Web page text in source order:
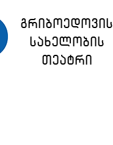
გრიბოედოვის
სახელობის
თეატრი